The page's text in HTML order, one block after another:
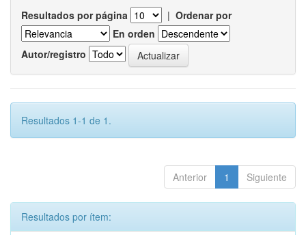
Resultados por página | Ordenar por
En orden
Autor/registro
Resultados 1-1 de 1.
Anterior 1 Siguiente
Resultados por ítem: